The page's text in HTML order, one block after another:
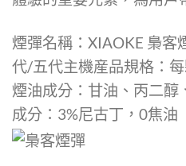
煙彈名稱：XIAOKE 梟客
代/五代主機産品規格：
煙油成分：甘油、丙二醇
成分：3%尼古丁，0焦油